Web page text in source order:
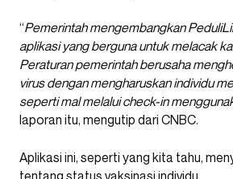
“Pemerintah mengembangkan
aplikasi yang berguna untuk melacak
Peraturan pemerintah berusaha
virus dengan mengharuskan individu
seperti mal melalui check-in
laporan itu, mengutip dari CNBC.
Aplikasi ini, seperti yang kita tahu,